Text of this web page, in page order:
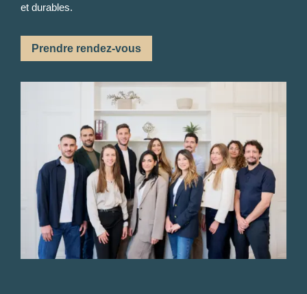
et durables.
Prendre rendez-vous